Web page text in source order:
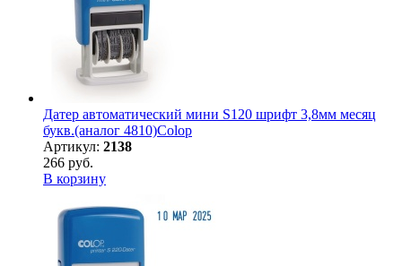
Датер автоматический мини S120 шрифт 3,8мм месяц
букв.(аналог 4810)Colop
Артикул: 2138
266 руб.
В корзину